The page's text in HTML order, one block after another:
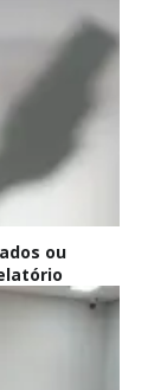
ou